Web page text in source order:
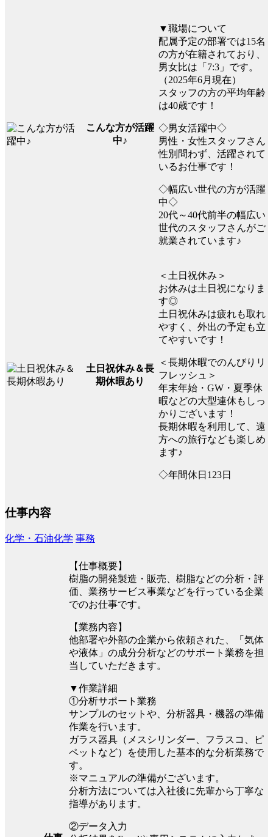
こんな方が活躍
中♪
▼職場について
配属予定の部署では15名
の方が在籍されており、
男女比は「7:3」です。
（2025年6月現在）
スタッフの方の平均年齢
は40歳です！
◇男女活躍中◇
男性・女性スタッフさん
性別問わず、活躍されて
いるお仕事です！
◇幅広い世代の方が活躍
中◇
20代～40代前半の幅広い
世代のスタッフさんがご
就業されています♪
土日祝休み＆長
期休暇あり
＜土日祝休み＞
お休みは土日祝になりま
す◎
土日祝休みは疲れも取れ
やすく、外出の予定も立
てやすいです！
＜長期休暇でのんびりリ
フレッシュ＞
年末年始・GW・夏季休
暇などの大型連休もしっ
かりございます！
長期休暇を利用して、遠
方への旅行なども楽しめ
ます♪
◇年間休日123日
仕事内容
化学・石油化学 事務
【仕事概要】
樹脂の開発製造・販売、樹脂などの分析・評
価、業務サービス事業などを行っている企業
でのお仕事です。
【業務内容】
他部署や外部の企業から依頼された、「気体
や液体」の成分分析などのサポート業務を担
当していただきます。
▼作業詳細
①分析サポート業務
サンプルのセットや、分析器具・機器の準備
作業を行います。
ガラス器具（メスシリンダー、フラスコ、ピ
ペットなど）を使用した基本的な分析業務で
す。
※マニュアルの準備がございます。
分析方法については入社後に先輩から丁寧な
指導があります。
②データ入力